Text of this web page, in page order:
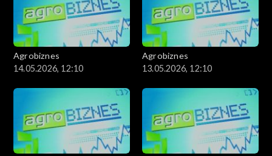
Agrobiznes
14.05.2026, 12:10
Agrobiznes
13.05.2026, 12:10